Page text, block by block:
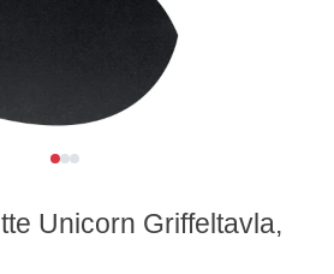
Unicorn Griffeltavla,